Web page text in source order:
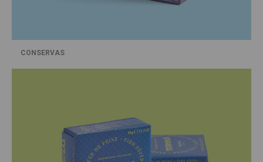
CONSERVAS